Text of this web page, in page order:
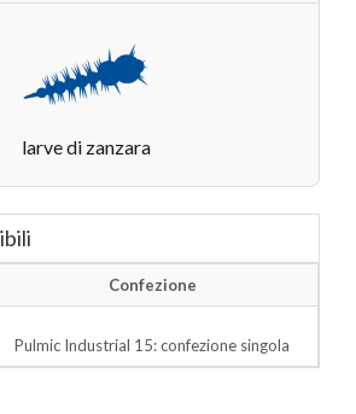
larve di zanzara
Confezione
Pulmic Industrial 15: confezione singola